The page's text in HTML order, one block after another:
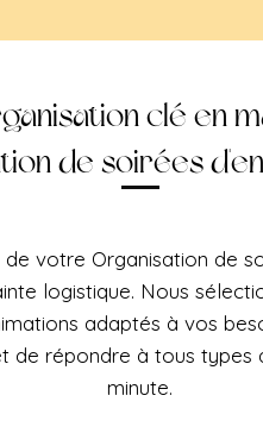
clé en
de soirées
votre Organisation de
logistique. Nous
adaptés à vos
de répondre à tous types
minute.